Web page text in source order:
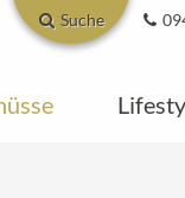
Suche